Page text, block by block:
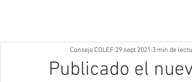
Publicado el
Consejo COLEF 29 sept 2021 3 min de